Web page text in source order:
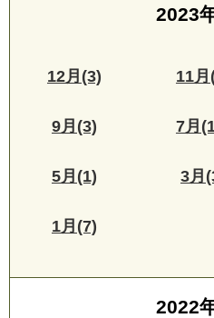
2023
12月(3) 11月
9月(3) 7月
5月(1) 3月
1月(7)
2022